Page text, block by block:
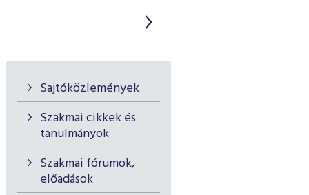
Sajtóközlemények
Szakmai cikkek és
tanulmányok
Szakmai fórumok,
előadások